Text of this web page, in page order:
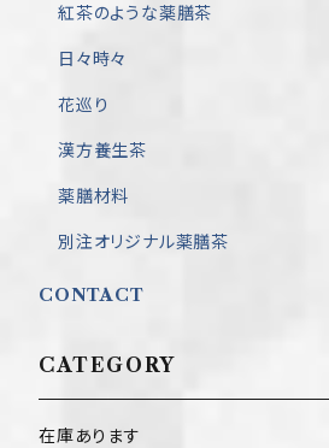
紅茶のような薬膳茶
日々時々
花巡り
漢方養生茶
薬膳材料
別注オリジナル薬膳茶
CONTACT
CATEGORY
在庫あります